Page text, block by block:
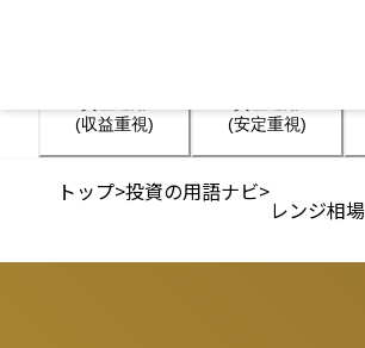
(収益重視)
(安定重視)
トップ>投資の用語ナビ>
レンジ相場